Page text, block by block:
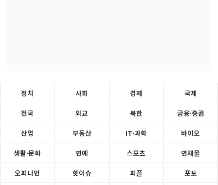
정치 사회 경제 국제
전국 외교 북한 금융·증권
산업 부동산 IT·과학 바이오
생활·문화 연예 스포츠 연재물
오피니언 핫이슈 피플 포토